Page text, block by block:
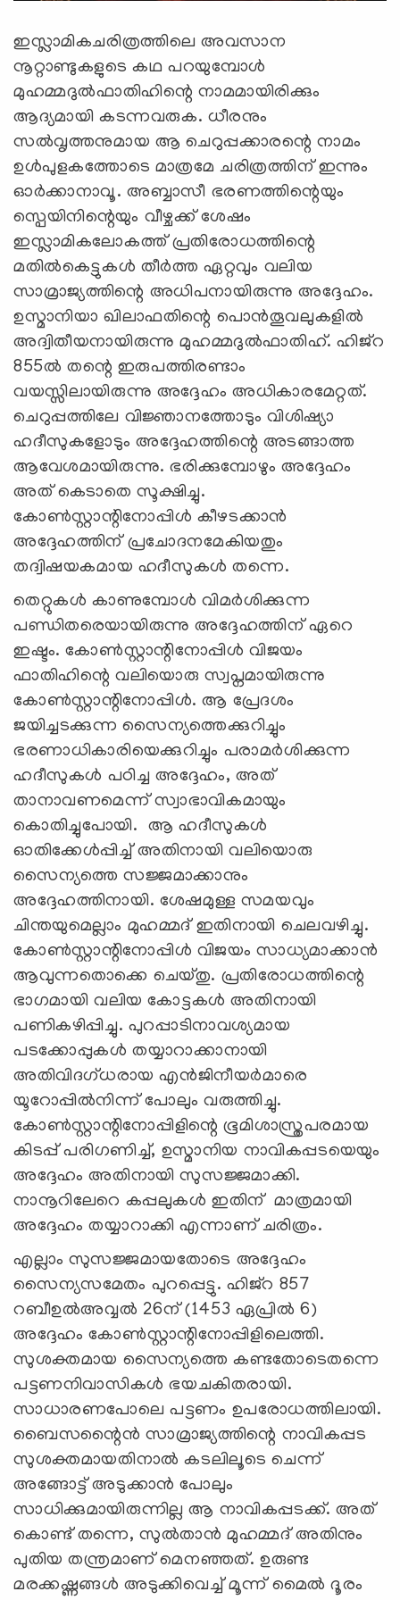
ഇസ്ലാമികചരിത്രത്തിലെ അവസാന
നൂറ്റാണ്ടുകളുടെ കഥ പറയുമ്പോള്‍
മുഹമ്മദുല്‍ഫാതിഹിന്റെ നാമമായിരിക്കും
ആദ്യമായി കടന്നവരുക. ധീരനും
സല്‍വൃത്തനുമായ ആ ചെറുപ്പക്കാരന്റെ നാമം
ഉള്‍പുളകത്തോടെ മാത്രമേ ചരിത്രത്തിന് ഇന്നും
ഓര്‍ക്കാനാവൂ. അബ്ബാസീ ഭരണത്തിന്റെയും
സ്പെയിനിന്റെയും വീഴ്ചക്ക് ശേഷം
ഇസ്ലാമികലോകത്ത് പ്രതിരോധത്തിന്റെ
മതില്‍കെട്ടുകള്‍ തീര്‍ത്ത ഏറ്റവും വലിയ
സാമ്രാജ്യത്തിന്റെ അധിപനായിരുന്നു അദ്ദേഹം.
ഉസ്മാനിയാ ഖിലാഫതിന്റെ പൊന്‍തൂവലുകളില്‍
അദ്വിതീയനായിരുന്നു മുഹമ്മദുല്‍ഫാതിഹ്. ഹിജ്റ
855ല്‍ തന്റെ ഇരുപത്തിരണ്ടാം
വയസ്സിലായിരുന്നു അദ്ദേഹം അധികാരമേറ്റത്.
ചെറുപ്പത്തിലേ വിജ്ഞാനത്തോടും വിശിഷ്യാ
ഹദീസുകളോടും അദ്ദേഹത്തിന്റെ അടങ്ങാത്ത
ആവേശമായിരുന്നു. ഭരിക്കുമ്പോഴും അദ്ദേഹം
അത് കെടാതെ സൂക്ഷിച്ചു.
കോണ്‍സ്റ്റാന്റിനോപ്പിള്‍ കീഴടക്കാന്‍
അദ്ദേഹത്തിന് പ്രചോദനമേകിയതും
തദ്വിഷയകമായ ഹദീസുകള്‍ തന്നെ.
തെറ്റുകള്‍ കാണുമ്പോള്‍ വിമര്‍ശിക്കുന്ന
പണ്ഡിതരെയായിരുന്നു അദ്ദേഹത്തിന് ഏറെ
ഇഷ്ടം. കോണ്‍സ്റ്റാന്റിനോപ്പിള്‍ വിജയം
ഫാതിഹിന്റെ വലിയൊരു സ്വപ്നമായിരുന്നു
കോണ്‍സ്റ്റാന്റിനോപ്പിള്‍. ആ പ്രേദശം
ജയിച്ചടക്കുന്ന സൈന്യത്തെക്കുറിച്ചും
ഭരണാധികാരിയെക്കുറിച്ചും പരാമര്‍ശിക്കുന്ന
ഹദീസുകള്‍ പഠിച്ച അദ്ദേഹം, അത്
താനാവണമെന്ന് സ്വാഭാവികമായും
കൊതിച്ചുപോയി. ആ ഹദീസുകള്‍
ഓതിക്കേള്‍പ്പിച്ച് അതിനായി വലിയൊരു
സൈന്യത്തെ സജ്ജമാക്കാനും
അദ്ദേഹത്തിനായി. ശേഷമുള്ള സമയവും
ചിന്തയുമെല്ലാം മുഹമ്മദ് ഇതിനായി ചെലവഴിച്ചു.
കോണ്‍സ്റ്റാന്റിനോപ്പിള്‍ വിജയം സാധ്യമാക്കാന്‍
ആവുന്നതൊക്കെ ചെയ്തു. പ്രതിരോധത്തിന്റെ
ഭാഗമായി വലിയ കോട്ടകള്‍ അതിനായി
പണികഴിപ്പിച്ചു. പുറപ്പാടിനാവശ്യമായ
പടക്കോപ്പുകള്‍ തയ്യാറാക്കാനായി
അതിവിദഗ്ധരായ എന്‍ജിനീയര്‍മാരെ
യൂറോപ്പില്‍നിന്ന് പോലും വരുത്തിച്ചു.
കോണ്‍സ്റ്റാന്റിനോപ്പിളിന്റെ ഭൂമിശാസ്ത്രപരമായ
കിടപ്പ് പരിഗണിച്ച്, ഉസ്മാനിയ നാവികപ്പടയെയും
അദ്ദേഹം അതിനായി സുസജ്ജമാക്കി.
നാനൂറിലേറെ കപ്പലുകള്‍ ഇതിന് മാത്രമായി
അദ്ദേഹം തയ്യാറാക്കി എന്നാണ് ചരിത്രം.
എല്ലാം സുസജ്ജമായതോടെ അദ്ദേഹം
സൈന്യസമേതം പുറപ്പെട്ടു. ഹിജ്റ 857
റബീഉല്‍അവ്വല്‍ 26ന് (1453 ഏപ്രില്‍ 6)
അദ്ദേഹം കോണ്‍സ്റ്റാന്റിനോപ്പിളിലെത്തി.
സുശക്തമായ സൈന്യത്തെ കണ്ടതോടെതന്നെ
പട്ടണനിവാസികള്‍ ഭയചകിതരായി.
സാധാരണപോലെ പട്ടണം ഉപരോധത്തിലായി.
ബൈസന്റൈന്‍ സാമ്രാജ്യത്തിന്റെ നാവികപ്പട
സുശക്തമായതിനാല്‍ കടലിലൂടെ ചെന്ന്
അങ്ങോട്ട് അടുക്കാന്‍ പോലും
സാധിക്കുമായിരുന്നില്ല ആ നാവികപ്പടക്ക്. അത്
കൊണ്ട് തന്നെ, സുല്‍താന്‍ മുഹമ്മദ് അതിനും
പുതിയ തന്ത്രമാണ് മെനഞ്ഞത്. ഉരുണ്ട
മരക്കഷ്ണങ്ങള്‍ അടുക്കിവെച്ച് മൂന്ന് മൈല്‍ ദൂരം